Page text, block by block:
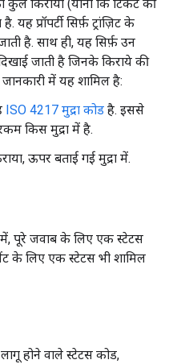
किराया (यानी कि टिकट की
प्रॉपर्टी सिर्फ़ ट्रांज़िट के
है. साथ ही, यह सिर्फ़ उन
जाती है जिनके किराये की
में यह शामिल है:
ISO 4217 मुद्रा कोड है. इससे
किस मुद्रा में है.
ऊपर बताई गई मुद्रा में.
पूरे जवाब के लिए एक स्टेटस
के लिए एक स्टेटस भी शामिल
होने वाले स्टेटस कोड,